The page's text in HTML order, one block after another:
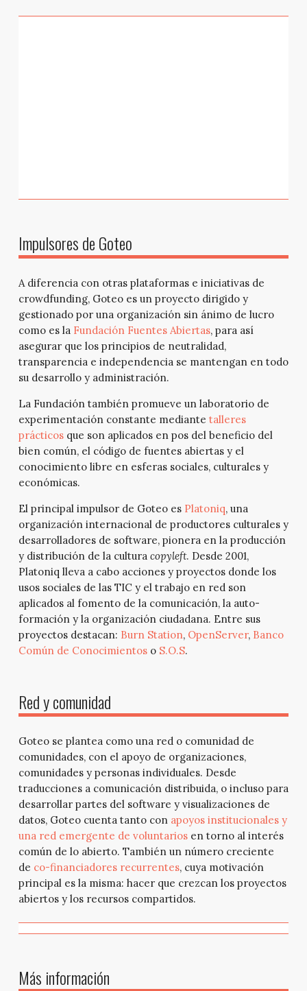
Impulsores de Goteo
A diferencia con otras plataformas e iniciativas de
crowdfunding, Goteo es un proyecto dirigido y
gestionado por una organización sin ánimo de lucro
como es la Fundación Fuentes Abiertas, para así
asegurar que los principios de neutralidad,
transparencia e independencia se mantengan en todo
su desarrollo y administración.
La Fundación también promueve un laboratorio de
experimentación constante mediante talleres
prácticosque son aplicados en pos del beneficio del
bien común, el código de fuentes abiertas y el
conocimiento libre en esferas sociales, culturales y
económicas.
El principal impulsor de Goteo es Platoniq, una
organización internacional de productores culturales y
desarrolladores de software, pionera en la producción
y distribución de la cultura copyleft. Desde 2001,
Platoniq lleva a cabo acciones y proyectos donde los
usos sociales de las TIC y el trabajo en red son
aplicados al fomento de la comunicación, la auto-
formación y la organización ciudadana. Entre sus
proyectos destacan: Burn Station, OpenServer, Banco
Común de Conocimientoso S.O.S.
Red y comunidad
Goteo se plantea como una red o comunidad de
comunidades, con el apoyo de organizaciones,
comunidades y personas individuales. Desde
traducciones a comunicación distribuida, o incluso para
desarrollar partes del software y visualizaciones de
datos, Goteo cuenta tanto con apoyos institucionales y
una red emergente de voluntariosen torno al interés
común de lo abierto. También un número creciente
de co-financiadores recurrentes, cuya motivación
principal es la misma: hacer que crezcan los proyectos
abiertos y los recursos compartidos.
Más información